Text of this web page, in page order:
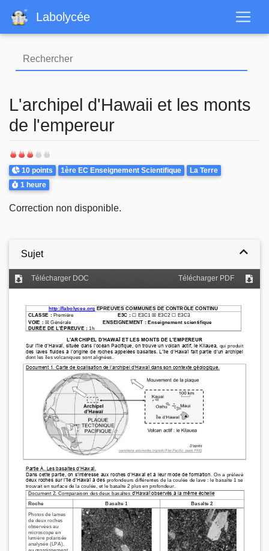
contenu
Labolycée
L'archipel d'Hawaii et les monts
de l'empereur
Points
10 points Theme
1ère EC Enseignement Scientifique La Terre
Durée
1 heure
Correction non disponible.
Sujet